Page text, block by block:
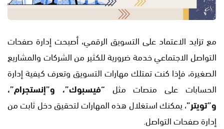
مع تزايد الاعتماد على التسويق الرقمي، أصبحت إدارة صفحات
التواصل الاجتماعي خدمة ضرورية للكثير من الشركات والمشاريع
الصغيرة، فإذا كنت تمتلك مهارات التسويق وتعرف كيفية إدارة
الحسابات على منصات مثل “فيسبوك”، و”إنستجرام”،
و”تويتر”، يمكنك استغلال هذه المهارات لتحقيق دخل ثابت من
إدارة صفحات التواصل.